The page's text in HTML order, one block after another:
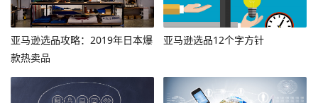
亚马逊选品攻略：2019年日本爆
款热卖品
亚马逊选品12个字方针